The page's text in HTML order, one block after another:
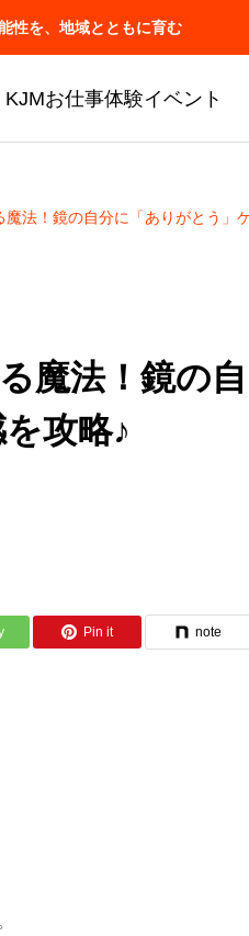
性を、地域とともに育む
KJMお仕事体験イベント
魔法！鏡の自分に「ありがとう」
魔法！鏡の自
攻略♪
Pin it note